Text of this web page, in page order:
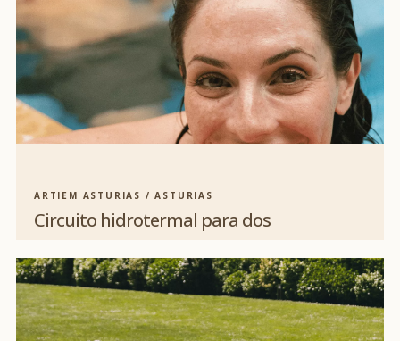
ARTIEM ASTURIAS / ASTURIAS
Circuito hidrotermal para dos